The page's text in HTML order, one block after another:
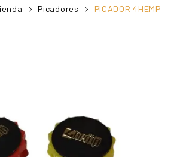
Picadores
PICADOR 4HEMP